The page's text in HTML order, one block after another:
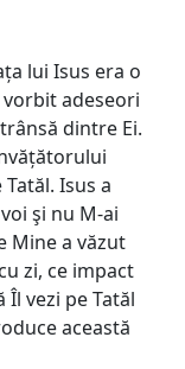
lui Isus era o
adeseori
dintre Ei.
Isus a
şi nu M-ai
Mine a văzut
zi, ce impact
vezi pe Tatăl
această